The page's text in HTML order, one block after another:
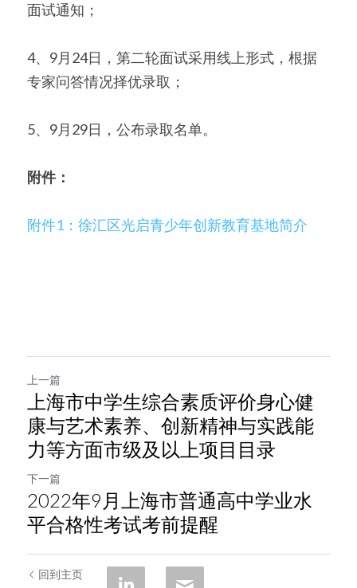
面试通知；
4、9月24日，第二轮面试采用线上形式，根据
专家问答情况择优录取；
5、9月29日，公布录取名单。
附件：
附件1：徐汇区光启青少年创新教育基地简介
上一篇
上海市中学生综合素质评价身心健
康与艺术素养、创新精神与实践能
力等方面市级及以上项目目录
下一篇
2022年9月上海市普通高中学业水
平合格性考试考前提醒
回到主页